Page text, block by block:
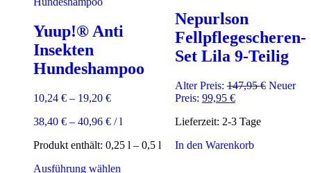
Yuup!® Anti
Insekten
Hundeshampoo
10,24 € – 19,20 €
38,40 € – 40,96 € /l
Produkt enthält: 0,25 l – 0,5 l
Ausführung wählen
Nepurlson
Fellpflegescheren-
Set Lila 9-Teilig
Alter Preis: 147,95€ Neuer
Preis: 99,95 €Aktueller
ist:
Lieferzeit: 2-3 Tage
In den Warenkorb